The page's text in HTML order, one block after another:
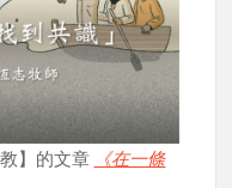
】的文章
《在一條